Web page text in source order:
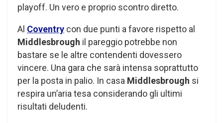
playoff. Un vero e proprio scontro diretto.
Al Coventry con due punti a favore rispetto al
Middlesbrough il pareggio potrebbe non
bastare se le altre contendenti dovessero
vincere. Una gara che sarà intensa soprattutto
per la posta in palio. In casa Middlesbrough si
respira un’aria tesa considerando gli ultimi
risultati deludenti.